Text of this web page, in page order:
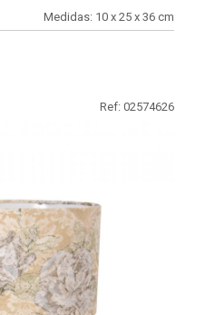
Medidas: 10 x 25 x 36 cm
Ref: 02574626